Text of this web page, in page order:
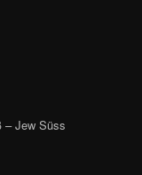
– Jew Süss